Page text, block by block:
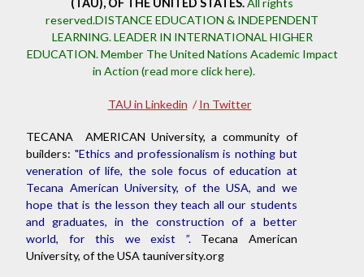
(TAU), OF THE UNITED STATES.All rights
reserved.DISTANCE EDUCATION & INDEPENDENT
LEARNING. LEADER IN INTERNATIONAL HIGHER
EDUCATION.Member The United Nations Academic Impact
in Action (read more click here).
TAU in Linkedin /In Twitter
TECANA AMERICAN University, a community of
builders: "Ethics and professionalism is nothing but
veneration of life, the sole focus of education at
Tecana American University, of the USA, and we
hope that is the lesson they teach all our students
and graduates, in the construction of a better
world, for this we exist ”. Tecana American
University, of the USA tauniversity.org